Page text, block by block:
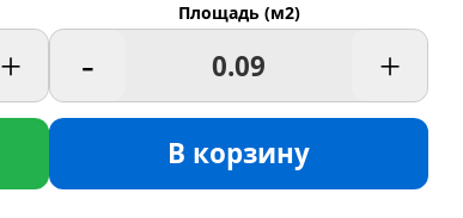
+
Площадь (м2)
- +
В корзину